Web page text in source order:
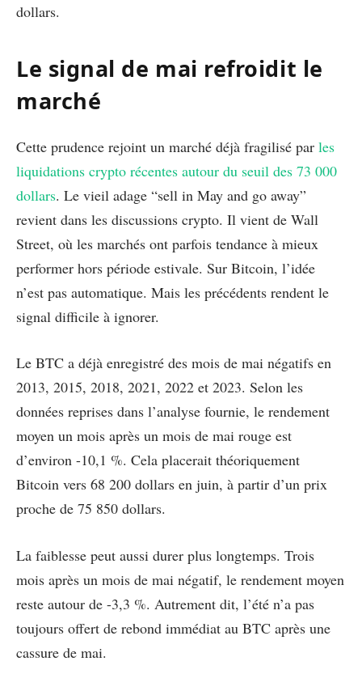
dollars.
Le signal de mai refroidit le
marché
Cette prudence rejoint un marché déjà fragilisé par les
liquidations crypto récentes autour du seuil des 73 000
dollars. Le vieil adage “sell in May and go away”
revient dans les discussions crypto. Il vient de Wall
Street, où les marchés ont parfois tendance à mieux
performer hors période estivale. Sur Bitcoin, l’idée
n’est pas automatique. Mais les précédents rendent le
signal difficile à ignorer.
Le BTC a déjà enregistré des mois de mai négatifs en
2013, 2015, 2018, 2021, 2022 et 2023. Selon les
données reprises dans l’analyse fournie, le rendement
moyen un mois après un mois de mai rouge est
d’environ -10,1 %. Cela placerait théoriquement
Bitcoin vers 68 200 dollars en juin, à partir d’un prix
proche de 75 850 dollars.
La faiblesse peut aussi durer plus longtemps. Trois
mois après un mois de mai négatif, le rendement moyen
reste autour de -3,3 %. Autrement dit, l’été n’a pas
toujours offert de rebond immédiat au BTC après une
cassure de mai.